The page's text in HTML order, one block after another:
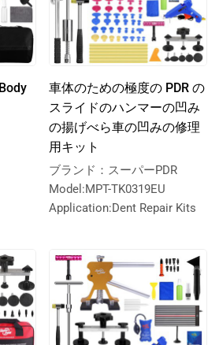
車体のための極度の PDR の
スライドのハンマーの凹み
の揚げべら車の凹みの修理
用キット
ブランド：スーパーPDR
Model:MPT-TK0319EU
Application:Dent Repair Kits